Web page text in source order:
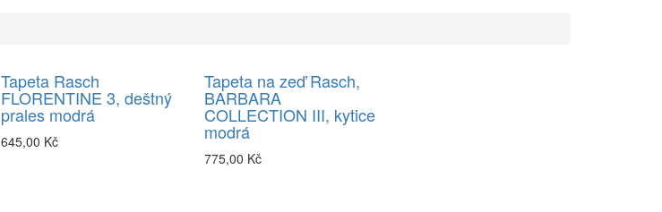
Tapeta Rasch
FLORENTINE 3, deštný
prales modrá
645,00 Kč
Tapeta na zeď Rasch,
BARBARA
COLLECTION III, kytice
modrá
775,00 Kč